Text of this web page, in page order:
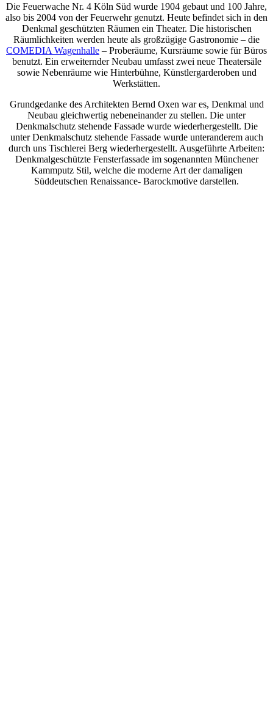
Die Feuerwache Nr. 4 Köln Süd wurde 1904 gebaut und 100 Jahre,
also bis 2004 von der Feuerwehr genutzt. Heute befindet sich in den
Denkmal geschützten Räumen ein Theater. Die historischen
Räumlichkeiten werden heute als großzügige Gastronomie – die
COMEDIA Wagenhalle – Proberäume, Kursräume sowie für Büros
benutzt. Ein erweiternder Neubau umfasst zwei neue Theatersäle
sowie Nebenräume wie Hinterbühne, Künstlergarderoben und
Werkstätten.
Grundgedanke des Architekten Bernd Oxen war es, Denkmal und
Neubau gleichwertig nebeneinander zu stellen. Die unter
Denkmalschutz stehende Fassade wurde wiederhergestellt. Die
unter Denkmalschutz stehende Fassade wurde unteranderem auch
durch uns Tischlerei Berg wiederhergestellt. Ausgeführte Arbeiten:
Denkmalgeschützte Fensterfassade im sogenannten Münchener
Kammputz Stil, welche die moderne Art der damaligen
Süddeutschen Renaissance- Barockmotive darstellen.